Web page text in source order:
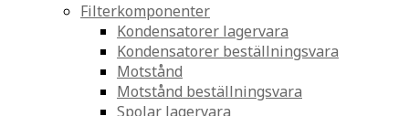
Filterkomponenter
Kondensatorer lagervara
Kondensatorer beställningsvara
Motstånd
Motstånd beställningsvara
Spolar lagervara